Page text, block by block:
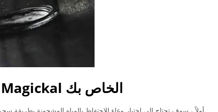
اختيار السفينة Magickal الخاص بك